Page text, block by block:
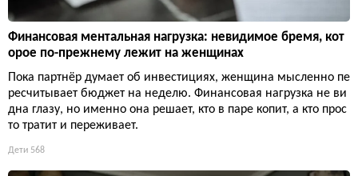
Финансовая ментальная нагрузка: невидимое бремя, кот
орое по-прежнему лежит на женщинах
Пока партнёр думает об инвестициях, женщина мысленно пе
ресчитывает бюджет на неделю. Финансовая нагрузка не ви
дна глазу, но именно она решает, кто в паре копит, а кто прос
то тратит и переживает.
Дети 568